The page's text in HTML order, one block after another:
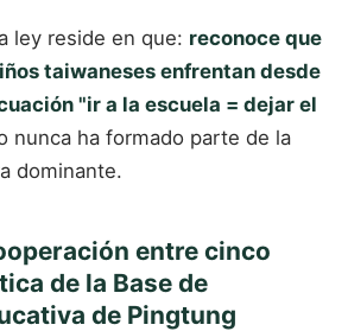
ley reside en que: reconoce que
taiwaneses enfrentan desde
"ir a la escuela = dejar el
nunca ha formado parte de la
dominante.
entre cinco
de la Base de
de Pingtung